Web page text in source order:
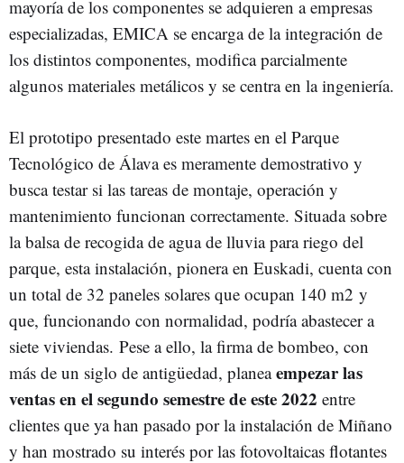
mayoría de los componentes se adquieren a empresas
especializadas, EMICA se encarga de la integración de
los distintos componentes, modifica parcialmente
algunos materiales metálicos y se centra en la ingeniería.
El prototipo presentado este martes en el Parque
Tecnológico de Álava es meramente demostrativo y
busca testar si las tareas de montaje, operación y
mantenimiento funcionan correctamente. Situada sobre
la balsa de recogida de agua de lluvia para riego del
parque, esta instalación, pionera en Euskadi, cuenta con
un total de 32 paneles solares que ocupan 140 m2 y
que, funcionando con normalidad, podría abastecer a
siete viviendas. Pese a ello, la firma de bombeo, con
más de un siglo de antigüedad, planeaempezar las
ventas en el segundo semestre de este 2022 entre
clientes que ya han pasado por la instalación de Miñano
y han mostrado su interés por las fotovoltaicas flotantes